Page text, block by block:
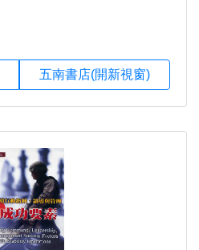
五南書店(開新視窗)